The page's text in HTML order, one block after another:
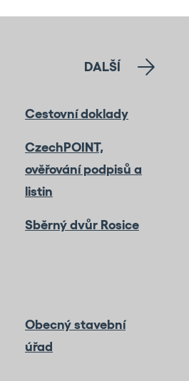
DALŠÍ
Cestovní doklady
CzechPOINT,
ověřování podpisů a
listin
Sběrný dvůr Rosice
Obecný stavební
úřad